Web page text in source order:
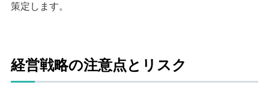
策定します。
経営戦略の注意点とリスク